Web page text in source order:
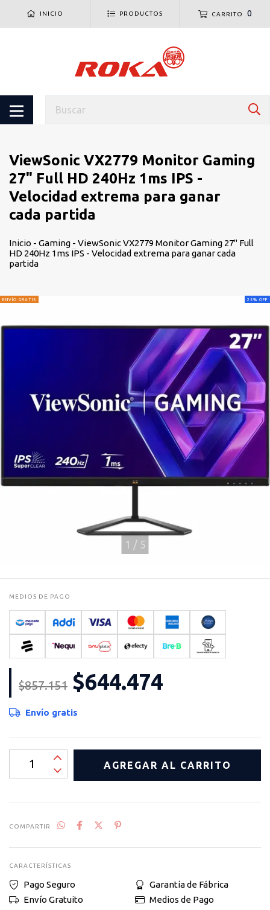
INICIO PRODUCTOS CARRITO 0
ViewSonic VX2779 Monitor Gaming
27" Full HD 240Hz 1ms IPS -
Velocidad extrema para ganar
cada partida
Inicio - Gaming - ViewSonic VX2779 Monitor Gaming 27" Full
HD 240Hz 1ms IPS - Velocidad extrema para ganar cada
partida
25% OFF
ENVÍO GRATIS
1 / 5
MEDIOS DE PAGO
$857.151 $644.474
Envío gratis
COMPARTIR
CARACTERÍSTICAS
Pago Seguro
Envío Gratuito
Garantía de Fábrica
Medios de Pago